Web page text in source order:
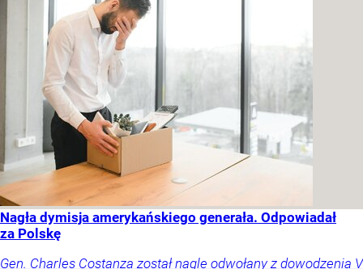
Nagła dymisja amerykańskiego generała. Odpowiadał
za Polskę
Gen. Charles Costanza został nagle odwołany z dowodzenia V